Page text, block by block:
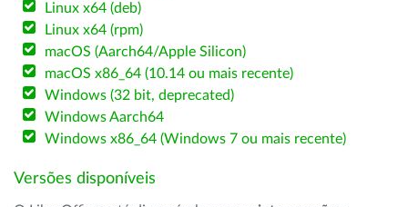
Linux x64 (deb)
Linux x64 (rpm)
macOS (Aarch64/Apple Silicon)
macOS x86_64 (10.14 ou mais recente)
Windows (32 bit, deprecated)
Windows Aarch64
Windows x86_64 (Windows 7 ou mais recente)
Versões disponíveis